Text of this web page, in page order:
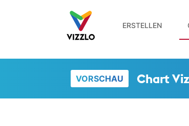
ERSTELLEN
VORSCHAU Chart